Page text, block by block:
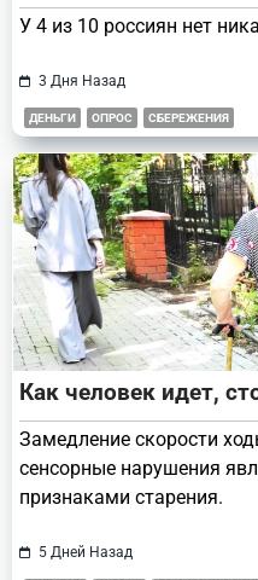
У 4 из 10 россиян нет
3 Дня Назад
ДЕНЬГИ ОПРОС СБЕРЕЖЕНИЯ
Как человек идет,
Замедление скорости
сенсорные нарушения
признаками старения.
5 Дней Назад